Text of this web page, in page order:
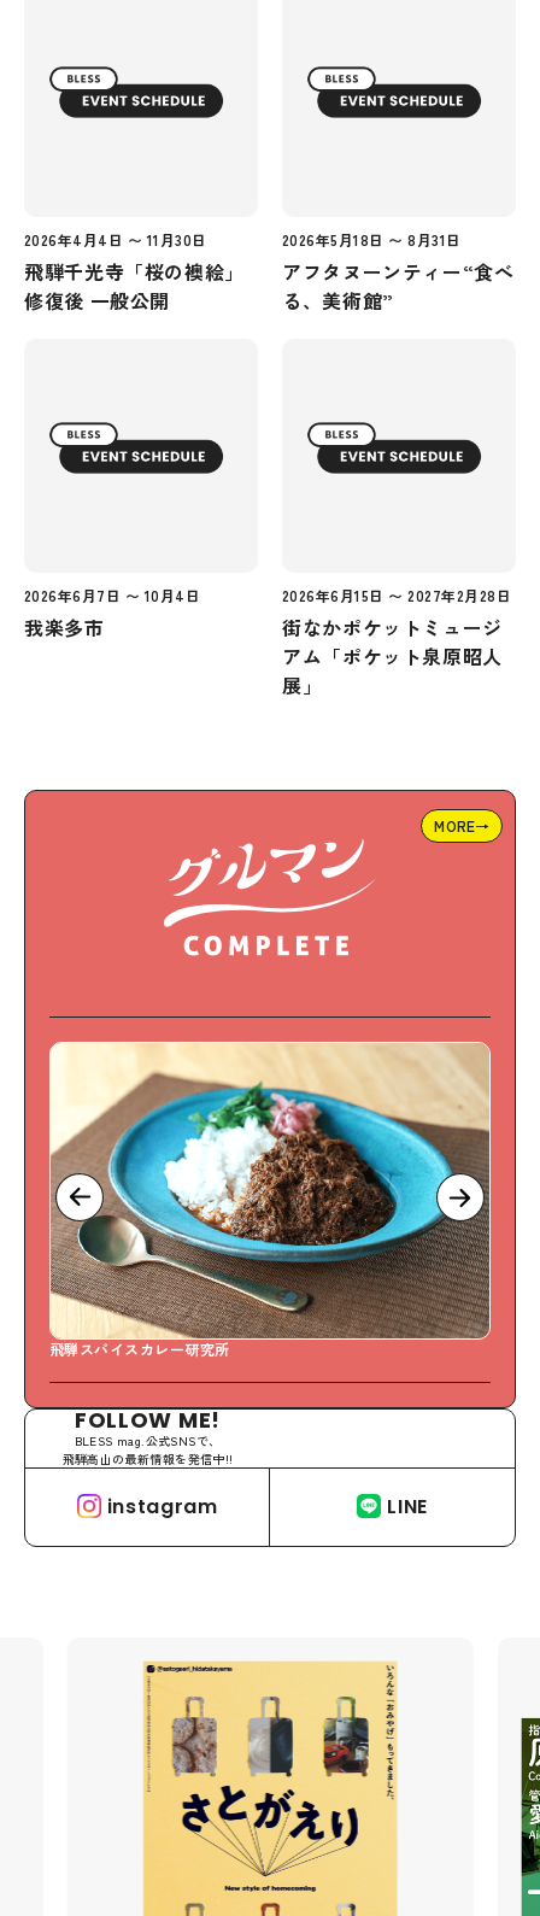
2026年4月4日 〜 11月30日
飛騨千光寺「桜の襖絵」
修復後 一般公開
2026年5月18日 〜 8月31日
アフタヌーンティー“食べ
る、美術館”
2026年6月7日 〜 10月4日
我楽多市
2026年6月15日 〜 2027年2月28日
街なかポケットミュージ
アム「ポケット泉原昭人
展」
MORE→
飛騨スパイスカレー研究所
FOLLOW ME!
BLESS mag.公式SNSで、
飛騨高山の最新情報を発信中!!
instagram LINE